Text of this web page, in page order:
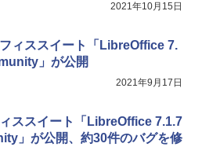
2021年10月15日
ィススイート「LibreOffice 7.
」が公開
2021年9月17日
ススイート「LibreOffice 7.1.7
」が公開、約30件のバグを修